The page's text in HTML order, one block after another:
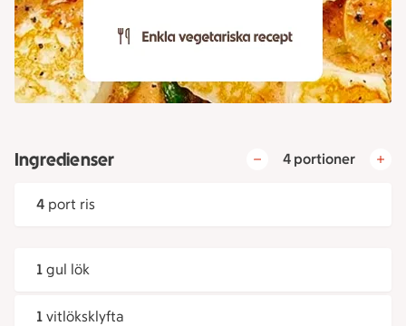
Ingredienser 4 portioner
4 port ris
1 gul lök
1 vitlöksklyfta